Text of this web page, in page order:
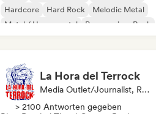
Hardcore
Hard Rock
Melodic Metal
Metal / Heavy metal
Progressiver Rock
La Hora del Terrock
Media Outlet/Journalist, Radiosender
> 2100 Antworten gegeben